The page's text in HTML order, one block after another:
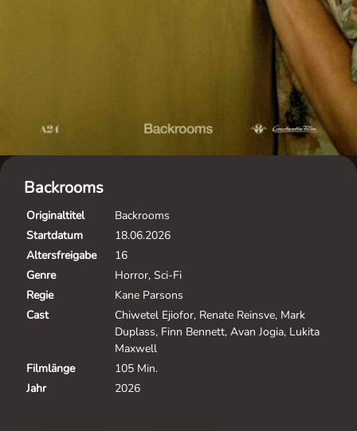
Backrooms
Originaltitel
Backrooms
Startdatum
18.06.2026
Altersfreigabe
16
Genre
Horror, Sci-Fi
Regie
Kane Parsons
Cast
Chiwetel Ejiofor, Renate Reinsve, Mark
Duplass, Finn Bennett, Avan Jogia, Lukita
Maxwell
Filmlänge
105 Min.
Jahr
2026